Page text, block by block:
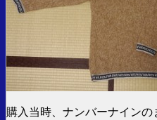
購入当時、ナンバーナイン